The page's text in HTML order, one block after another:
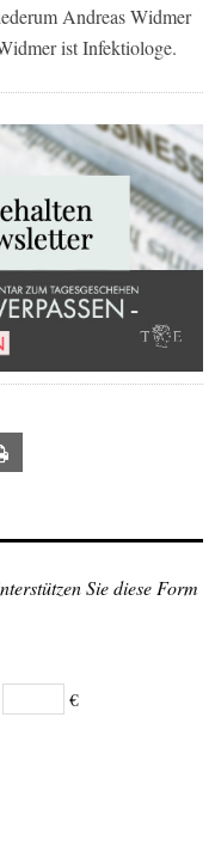
Andreas Widmer
ist Infektiologe.
Sie diese Form
€